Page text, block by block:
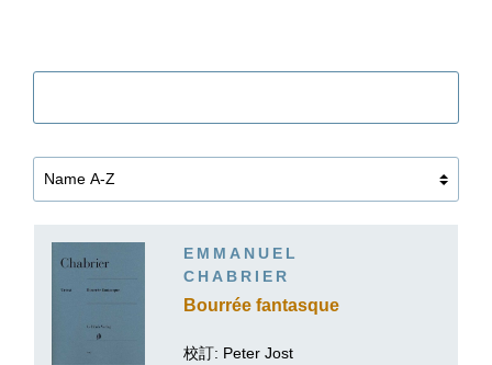
EMMANUEL
CHABRIER
Bourrée fantasque
校訂: Peter Jost